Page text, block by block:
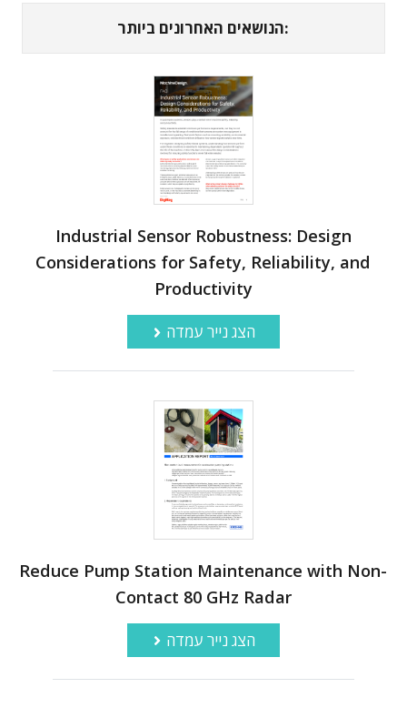
הנושאים האחרונים ביותר:
Industrial Sensor Robustness: Design
Considerations for Safety, Reliability, and
Productivity
הצג נייר עמדה
Reduce Pump Station Maintenance with Non-
Contact 80 GHz Radar
הצג נייר עמדה